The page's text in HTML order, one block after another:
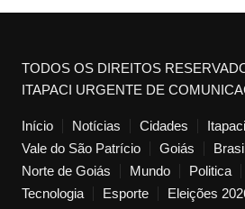
TODOS OS DIREITOS
ITAPACI URGENTE DE
Início Notícias Cidades
Itapaci
Vale do São Patrício
Goiás
Norte de Goiás
Mundo Politica
Tecnologia
Esporte Eleições